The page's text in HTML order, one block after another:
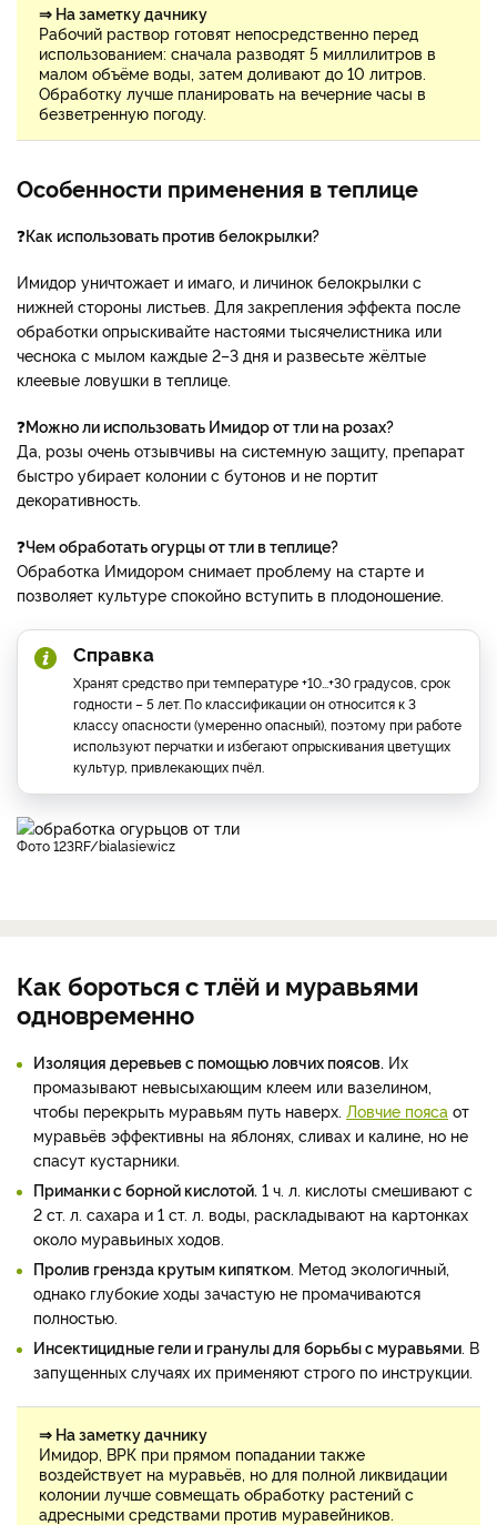
⇒ На заметку дачнику
Рабочий раствор готовят непосредственно перед
использованием: сначала разводят 5 миллилитров в
малом объёме воды, затем доливают до 10 литров.
Обработку лучше планировать на вечерние часы в
безветренную погоду.
Особенности применения в теплице
❓Как использовать против белокрылки?
Имидор уничтожает и имаго, и личинок белокрылки с
нижней стороны листьев. Для закрепления эффекта после
обработки опрыскивайте настоями тысячелистника или
чеснока с мылом каждые 2–3 дня и развесьте жёлтые
клеевые ловушки в теплице.
❓Можно ли использовать Имидор от тли на розах?
Да, розы очень отзывчивы на системную защиту, препарат
быстро убирает колонии с бутонов и не портит
декоративность.
❓Чем обработать огурцы от тли в теплице?
Обработка Имидором снимает проблему на старте и
позволяет культуре спокойно вступить в плодоношение.
Справка
Хранят средство при температуре +10...+30 градусов, срок
годности – 5 лет. По классификации он относится к 3
классу опасности (умеренно опасный), поэтому при работе
используют перчатки и избегают опрыскивания цветущих
культур, привлекающих пчёл.
фото 123RF/bialasiewicz
Как бороться с тлёй и муравьями
одновременно
Изоляция деревьев с помощью ловчих поясов. Их
промазывают невысыхающим клеем или вазелином,
чтобы перекрыть муравьям путь наверх. Ловчие пояса от
муравьёв эффективны на яблонях, сливах и калине, но не
спасут кустарники.
Приманки с борной кислотой. 1 ч. л. кислоты смешивают с
2 ст. л. сахара и 1 ст. л. воды, раскладывают на картонках
около муравьиных ходов.
Пролив грензда крутым кипятком. Метод экологичный,
однако глубокие ходы зачастую не промачиваются
полностью.
Инсектицидные гели и гранулы для борьбы с муравьями. В
запущенных случаях их применяют строго по инструкции.
⇒ На заметку дачнику
Имидор, ВРК при прямом попадании также
воздействует на муравьёв, но для полной ликвидации
колонии лучше совмещать обработку растений с
адресными средствами против муравейников.